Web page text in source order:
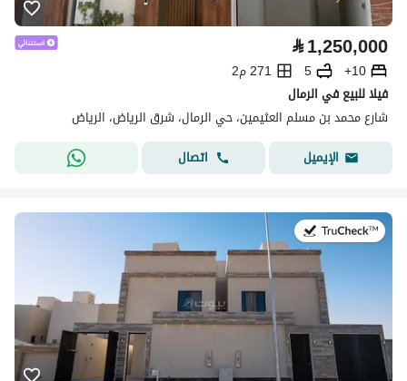
⃁1,250,000
10+
5
271 م2
فيلا للبيع في الرمال
شارع محمد بن مسلم العثيمين، حي الرمال، شرق الرياض، الرياض
الإيميل
اتصال